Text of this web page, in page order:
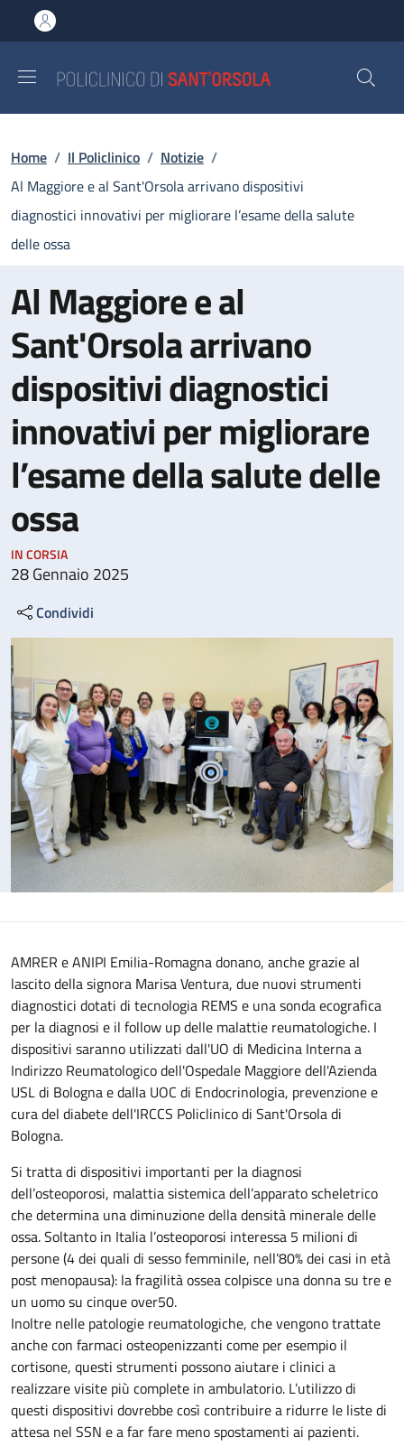
al contenuto principale
to footer content
Briciole di pane
Home / Il Policlinico / Notizie /
Al Maggiore e al Sant'Orsola arrivano dispositivi
diagnostici innovativi per migliorare l’esame della salute
delle ossa
Al Maggiore e al
Sant'Orsola arrivano
dispositivi diagnostici
innovativi per migliorare
l’esame della salute delle
ossa
IN CORSIA
28 Gennaio 2025
Condividi
AMRER e ANIPI Emilia-Romagna donano, anche grazie al
lascito della signora Marisa Ventura, due nuovi strumenti
diagnostici dotati di tecnologia REMS e una sonda ecografica
per la diagnosi e il follow up delle malattie reumatologiche. I
dispositivi saranno utilizzati dall'UO di Medicina Interna a
Indirizzo Reumatologico dell'Ospedale Maggiore dell'Azienda
USL di Bologna e dalla UOC di Endocrinologia, prevenzione e
cura del diabete dell'IRCCS Policlinico di Sant'Orsola di
Bologna.
Si tratta di dispositivi importanti per la diagnosi
dell’osteoporosi, malattia sistemica dell’apparato scheletrico
che determina una diminuzione della densità minerale delle
ossa. Soltanto in Italia l’osteoporosi interessa 5 milioni di
persone (4 dei quali di sesso femminile, nell’80% dei casi in età
post menopausa): la fragilità ossea colpisce una donna su tre e
un uomo su cinque over50.
Inoltre nelle patologie reumatologiche, che vengono trattate
anche con farmaci osteopenizzanti come per esempio il
cortisone, questi strumenti possono aiutare i clinici a
realizzare visite più complete in ambulatorio. L’utilizzo di
questi dispositivi dovrebbe così contribuire a ridurre le liste di
attesa nel SSN e a far fare meno spostamenti ai pazienti.